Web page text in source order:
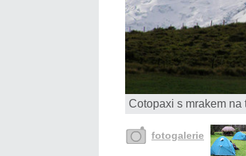
Cotopaxi s mrakem na
fotogalerie